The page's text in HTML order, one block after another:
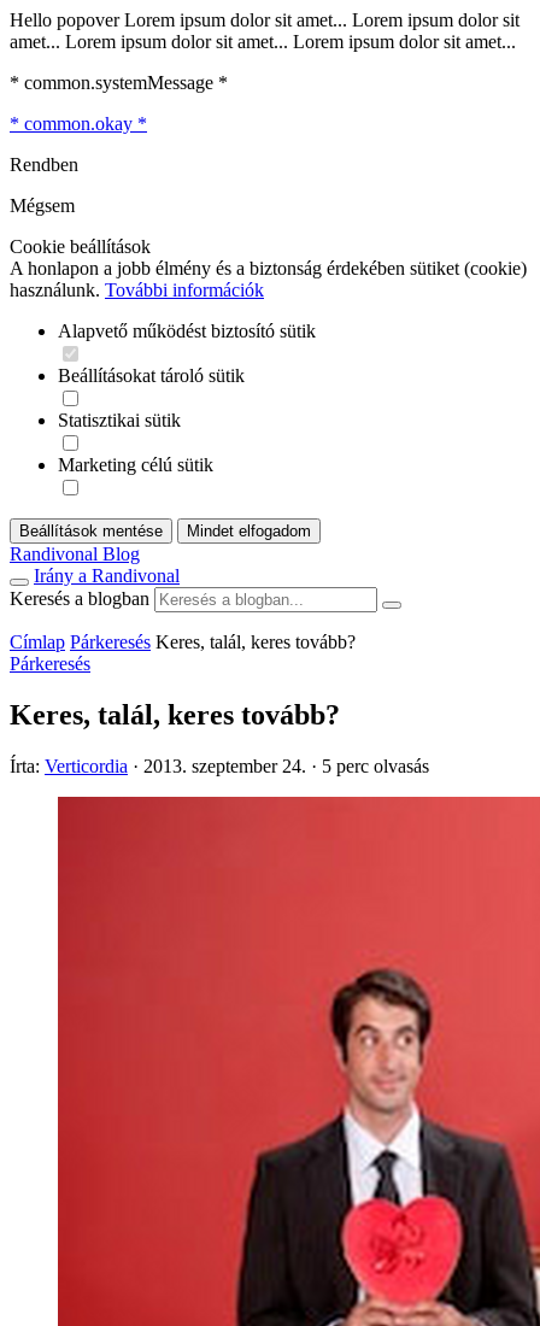
Hello popover Lorem ipsum dolor sit amet... Lorem ipsum dolor sit
amet... Lorem ipsum dolor sit amet... Lorem ipsum dolor sit amet...
* common.systemMessage *
* common.okay *
Rendben
Mégsem
Cookie beállítások
A honlapon a jobb élmény és a biztonság érdekében sütiket (cookie)
használunk. További információk
Alapvető működést biztosító sütik
Beállításokat tároló sütik
Statisztikai sütik
Marketing célú sütik
Beállítások mentése Mindet elfogadom
Randivonal Blog
Irány a Randivonal
Keresés a blogban
Címlap Párkeresés Keres, talál, keres tovább?
Párkeresés
Keres, talál, keres tovább?
Írta: Verticordia · 2013. szeptember 24. · 5 perc olvasás